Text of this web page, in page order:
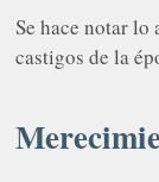
Se hace notar lo
castigos de la